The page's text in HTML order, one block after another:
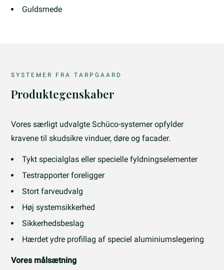
Guldsmede
SYSTEMER FRA TARPGAARD
Produktegenskaber
Vores særligt udvalgte Schüco-systemer opfylder
kravene til skudsikre vinduer, døre og facader.
Tykt specialglas eller specielle fyldningselementer
Testrapporter foreligger
Stort farveudvalg
Høj systemsikkerhed
Sikkerhedsbeslag
Hærdet ydre profillag af speciel aluminiumslegering
Vores målsætning